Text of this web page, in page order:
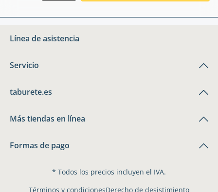
Línea de asistencia
Servicio
taburete.es
Más tiendas en línea
Formas de pago
* Todos los precios incluyen el IVA.
Términos y condicionesDerecho de desistimiento